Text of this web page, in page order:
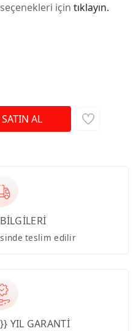
için tıklayın.
teslim edilir
YIL GARANTİ